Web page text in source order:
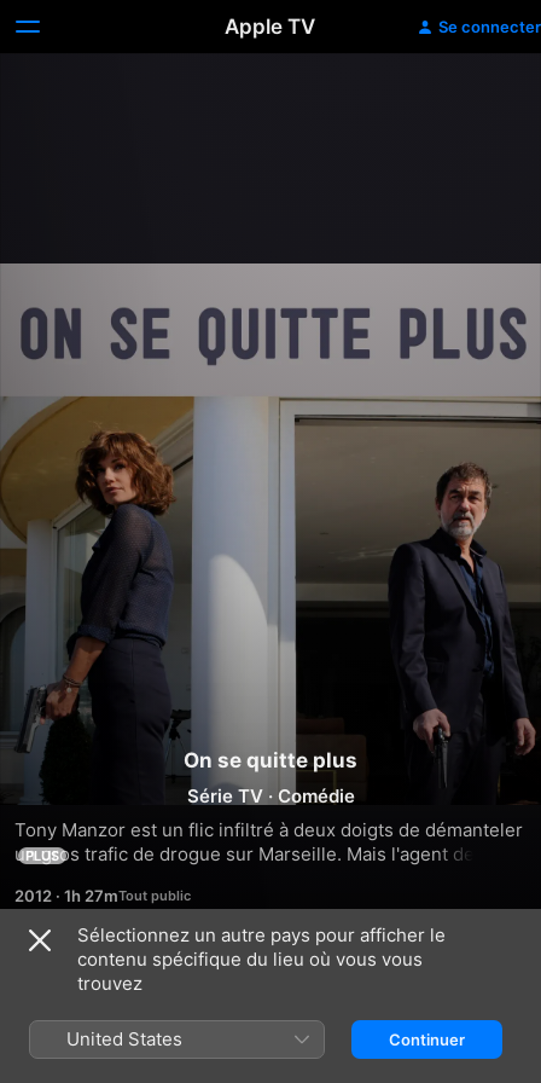
Apple TV Se connecter
On se quitte plus
Série TV · Comédie
Tony Manzor est un flic infiltré à deux doigts de démanteler
un gros trafic de drogue sur Marseille. Mais l'agent de
femme avec laquelle il est fâché depuis cinq ans.
PLUS
2012 · 1h 27m
Saison 1
Sélectionnez un autre pays pour afficher le
contenu spécifique du lieu où vous vous
trouvez
United States Continuer